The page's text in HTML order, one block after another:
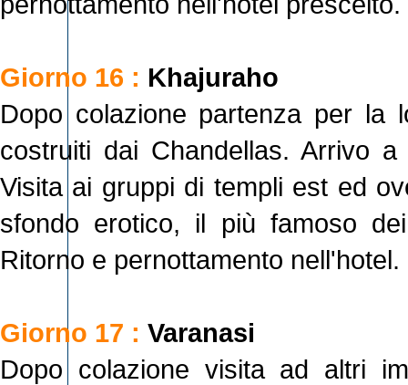
Giorno 16 : Khajuraho
Dopo colazione partenza per la
costruiti dai Chandellas. Arrivo
Visita ai gruppi di templi est ed
sfondo erotico, il più famoso
Ritorno e pernottamento nell'hotel.
Giorno 17 : Varanasi
Dopo colazione visita ad altri